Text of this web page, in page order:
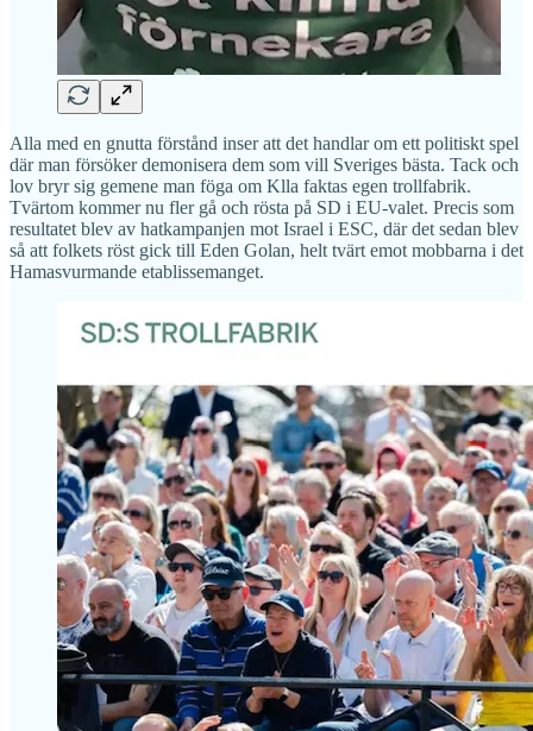
Alla med en gnutta förstånd inser att det handlar om ett politiskt spel
där man försöker demonisera dem som vill Sveriges bästa. Tack och
lov bryr sig gemene man föga om Klla faktas egen trollfabrik.
Tvärtom kommer nu fler gå och rösta på SD i EU-valet. Precis som
resultatet blev av hatkampanjen mot Israel i ESC, där det sedan blev
så att folkets röst gick till Eden Golan, helt tvärt emot mobbarna i det
Hamasvurmande etablissemanget.